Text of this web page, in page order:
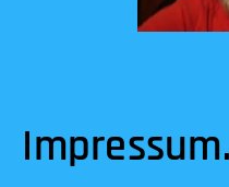
Impressum.